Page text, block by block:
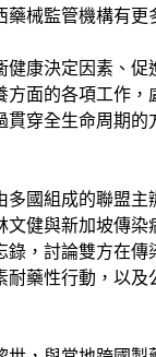
械監管機構有更
健康決定因素、
方面的各項工作
穿全生命周期的
多國組成的聯盟
文健與新加坡傳
錄，討論雙方在
耐藥性行動，以